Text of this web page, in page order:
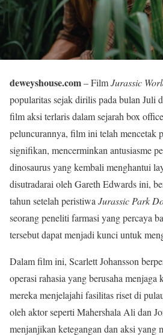
deweyshouse.com– FilmJurassic
popularitas sejak dirilis pada bulan Juli
film aksi terlaris dalam sejarah box
peluncurannya, film ini telah mencetak
signifikan, mencerminkan antusiasme
dinosaurus yang kembali menghantui
disutradarai oleh Gareth Edwards ini,
tahun setelah peristiwa Jurassic Park
seorang peneliti farmasi yang percaya
tersebut dapat menjadi kunci untuk
Dalam film ini, Scarlett Johansson
operasi rahasia yang berusaha menjaga
mereka menjelajahi fasilitas riset di
oleh aktor seperti Mahershala Ali dan
menjanjikan ketegangan dan aksi yang